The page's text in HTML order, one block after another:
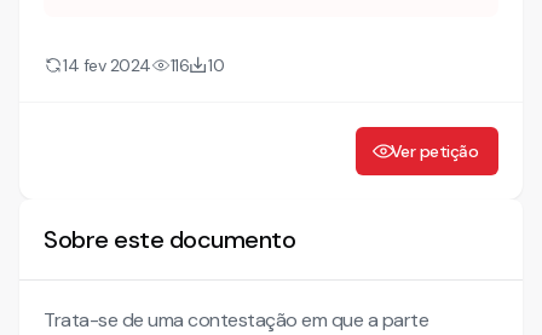
14 fev 2024 116 10
Ver petição
Sobre este documento
Trata-se de uma contestação em que a parte